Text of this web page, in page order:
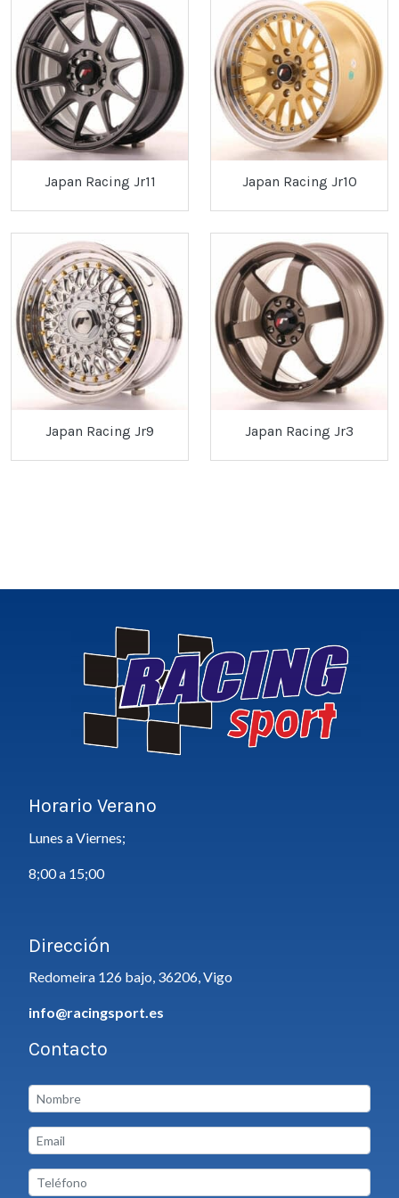
Japan Racing Jr11 Japan Racing Jr10
Japan Racing Jr9 Japan Racing Jr3
Horario Verano
Lunes a Viernes;
8;00 a 15;00
Dirección
Redomeira 126 bajo, 36206, Vigo
info@racingsport.es
Contacto